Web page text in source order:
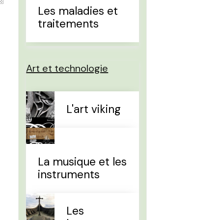
Les maladies et
traitements
Art et technologie
L'art viking
La musique et les
instruments
Les